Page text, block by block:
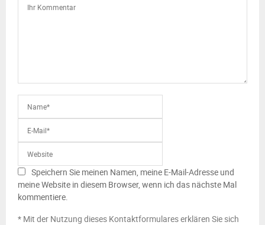
Speichern Sie meinen Namen, meine E-Mail-Adresse und
meine Website in diesem Browser, wenn ich das nächste Mal
kommentiere.
* Mit der Nutzung dieses Kontaktformulares erklären Sie sich